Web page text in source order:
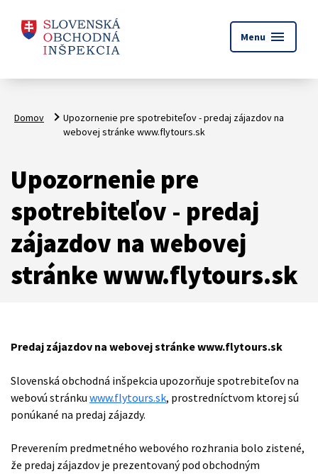
Menu menu
Domov
Upozornenie pre spotrebiteľov - predaj zájazdov na
webovej stránke www.flytours.sk
Upozornenie pre
spotrebiteľov - predaj
zájazdov na webovej
stránke www.flytours.sk
Predaj zájazdov na webovej stránke www.flytours.sk
Slovenská obchodná inšpekcia upozorňuje spotrebiteľov na
webovú stránku www.flytours.sk, prostredníctvom ktorej sú
ponúkané na predaj zájazdy.
Preverením predmetného webového rozhrania bolo zistené,
že predaj zájazdov je prezentovaný pod obchodným